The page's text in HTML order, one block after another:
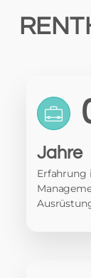
Jahre
Erfahrung